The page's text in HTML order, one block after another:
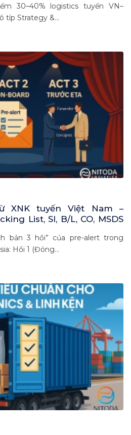
30–40% logistics tuyến VN–
típ Strategy &...
XNK tuyến Việt Nam –
List, SI, B/L, CO, MSDS
bản 3 hồi” của pre-alert trong
Hồi 1 (Đóng...